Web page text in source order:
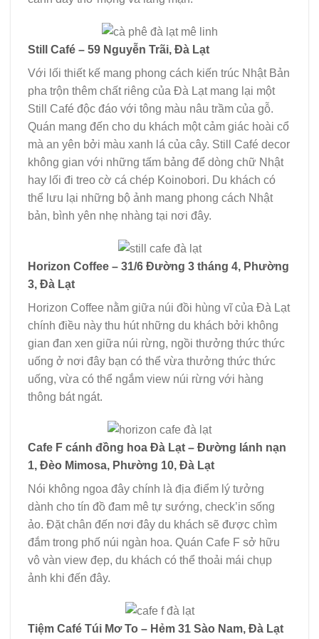
Still Café – 59 Nguyễn Trãi, Đà Lạt
Với lối thiết kế mang phong cách kiến trúc Nhật Bản
pha trộn thêm chất riêng của Đà Lạt mang lại một
Still Café độc đáo với tông màu nâu trầm của gỗ.
Quán mang đến cho du khách một cảm giác hoài cổ
mà an yên bởi màu xanh lá của cây. Still Café decor
không gian với những tấm bảng để dòng chữ Nhật
hay lối đi treo cờ cá chép Koinobori. Du khách có
thể lưu lại những bộ ảnh mang phong cách Nhật
bản, bình yên nhẹ nhàng tại nơi đây.
Horizon Coffee – 31/6 Đường 3 tháng 4, Phường
3, Đà Lạt
Horizon Coffee nằm giữa núi đồi hùng vĩ của Đà Lạt
chính điều này thu hút những du khách bởi không
gian đan xen giữa núi rừng, ngồi thưởng thức thức
uống ở nơi đây bạn có thể vừa thưởng thức thức
uống, vừa có thể ngắm view núi rừng với hàng
thông bát ngát.
Cafe F cánh đồng hoa Đà Lạt – Đường lánh nạn
1, Đèo Mimosa, Phường 10, Đà Lạt
Nói không ngoa đây chính là địa điểm lý tưởng
dành cho tín đồ đam mê tự sướng, check’in sống
ảo. Đặt chân đến nơi đây du khách sẽ được chìm
đắm trong phố núi ngàn hoa. Quán Cafe F sở hữu
vô vàn view đẹp, du khách có thể thoải mái chụp
ảnh khi đến đây.
Tiệm Café Túi Mơ To – Hẻm 31 Sào Nam, Đà Lạt